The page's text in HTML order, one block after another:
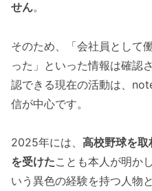
せん。
そのため、「会社員として
った」といった情報は確認
認できる現在の活動は、
信が中心です。
2025年には、 高校野球を
を受けたことも本人が明か
いう異色の経験を持つ人物